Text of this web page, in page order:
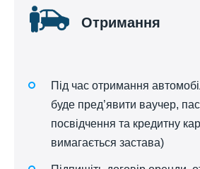
Отримання
Під час отримання
буде пред’явити ваучер,
посвідчення та кредитну
вимагається застава)